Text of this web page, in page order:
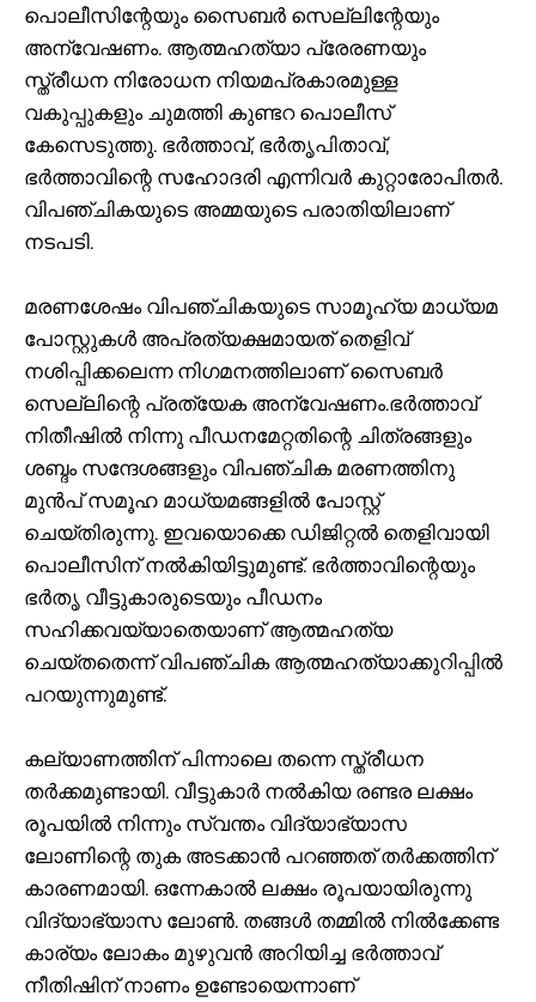
പൊലീസിന്റേയും സൈബര്‍ സെല്ലിന്റേയും
അന്വേഷണം. ആത്മഹത്യാ പ്രേരണയും
സ്ത്രീധന നിരോധന നിയമപ്രകാരമുള്ള
വകുപ്പുകളും ചുമത്തി കുണ്ടറ പൊലീസ്
കേസെടുത്തു. ഭര്‍ത്താവ്, ഭര്‍തൃപിതാവ്,
ഭര്‍ത്താവിന്റെ സഹോദരി എന്നിവര്‍ കുറ്റാരോപിതര്‍.
വിപഞ്ചികയുടെ അമ്മയുടെ പരാതിയിലാണ്
നടപടി.
മരണശേഷം വിപഞ്ചികയുടെ സാമൂഹ്യ മാധ്യമ
പോസ്റ്റുകള്‍ അപ്രത്യക്ഷമായത് തെളിവ്
നശിപ്പിക്കലെന്ന നിഗമനത്തിലാണ് സൈബര്‍
സെല്ലിന്റെ പ്രത്യേക അന്വേഷണം.ഭര്‍ത്താവ്
നിതീഷില്‍ നിന്നു പീഡനമേറ്റതിന്റെ ചിത്രങ്ങളും
ശബ്ദം സന്ദേശങ്ങളും വിപഞ്ചിക മരണത്തിനു
മുന്‍പ് സമൂഹ മാധ്യമങ്ങളില്‍ പോസ്റ്റ്
ചെയ്തിരുന്നു. ഇവയൊക്കെ ഡിജിറ്റല്‍ തെളിവായി
പൊലീസിന് നല്‍കിയിട്ടുമുണ്ട്. ഭര്‍ത്താവിന്റെയും
ഭര്‍തൃ വീട്ടുകാരുടെയും പീഡനം
സഹിക്കവയ്യാതെയാണ് ആത്മഹത്യ
ചെയ്തതെന്ന് വിപഞ്ചിക ആത്മഹത്യാക്കുറിപ്പില്‍
പറയുന്നുമുണ്ട്.
കല്യാണത്തിന് പിന്നാലെ തന്നെ സ്ത്രീധന
തര്‍ക്കമുണ്ടായി. വീട്ടുകാര്‍ നല്‍കിയ രണ്ടര ലക്ഷം
രൂപയില്‍ നിന്നും സ്വന്തം വിദ്യാഭ്യാസ
ലോണിന്റെ തുക അടക്കാന്‍ പറഞ്ഞത് തര്‍ക്കത്തിന്
കാരണമായി. ഒന്നേകാല്‍ ലക്ഷം രൂപയായിരുന്നു
വിദ്യാഭ്യാസ ലോണ്‍. തങ്ങള്‍ തമ്മില്‍ നില്‍ക്കേണ്ട
കാര്യം ലോകം മുഴുവന്‍ അറിയിച്ച ഭര്‍ത്താവ്
നീതിഷിന് നാണം ഉണ്ടോയെന്നാണ്